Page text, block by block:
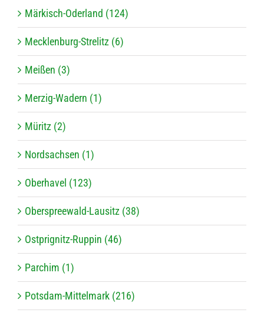
Märkisch-Oderland (124)
Mecklenburg-Strelitz (6)
Meißen (3)
Merzig-Wadern (1)
Müritz (2)
Nordsachsen (1)
Oberhavel (123)
Oberspreewald-Lausitz (38)
Ostprignitz-Ruppin (46)
Parchim (1)
Potsdam-Mittelmark (216)